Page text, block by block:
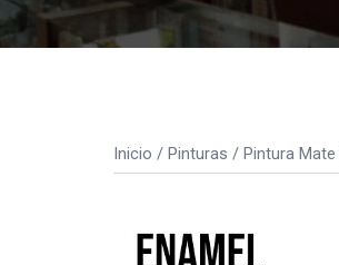
Inicio / Pinturas / Pintura Mate